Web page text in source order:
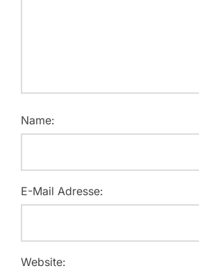
Name:
E-Mail Adresse:
Website: